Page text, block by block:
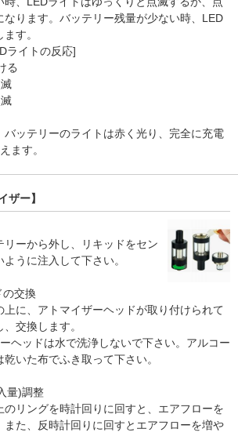
なります。バッテリー残量が少ない時、LED
す。
ライトの反応]
る
バッテリーのライトは赤く光り、完全に充電
ます。
ザー】
リーから外し、リキッドをセン
うに注入して下さい。
の交換
上に、アトマイザーヘッドが取り付けられて
交換します。
ヘッドは水で洗浄しないで下さい。アルコー
いた布でふき取って下さい。
量)調整
のリングを時計回りに回すと、エアフローを
また、反時計回りに回すとエアフローを増や